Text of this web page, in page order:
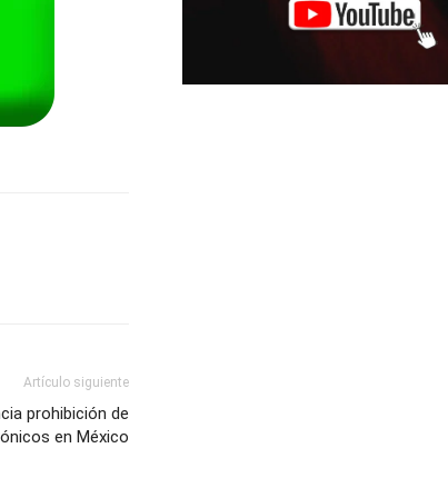
Artículo siguiente
prohibición de
en México